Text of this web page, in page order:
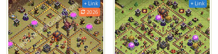
+ Link
2026
+ Link